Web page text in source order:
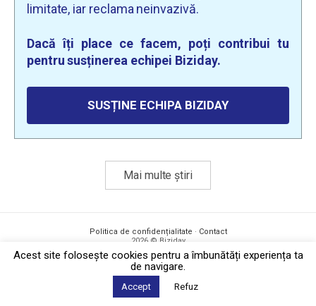
limitate, iar reclama neinvazivă.
Dacă îți place ce facem, poți contribui tu
pentru susținerea echipei Biziday.
SUSȚINE ECHIPA BIZIDAY
Mai multe știri
Politica de confidențialitate · Contact
2026 © Biziday
Acest site foloseşte cookies pentru a îmbunătăți experiența ta
de navigare.
Accept Refuz